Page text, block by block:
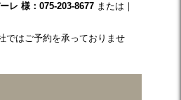
レ 様：075-203-8677 または｜
ではご予約を承っておりませ